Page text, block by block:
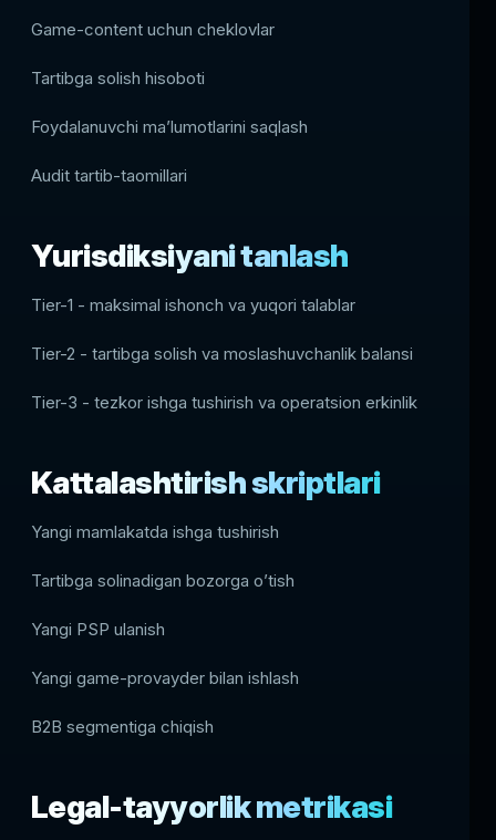
Game-content uchun cheklovlar
Tartibga solish hisoboti
Foydalanuvchi maʼlumotlarini saqlash
Audit tartib-taomillari
Yurisdiksiyani tanlash
Tier-1 - maksimal ishonch va yuqori talablar
Tier-2 - tartibga solish va moslashuvchanlik balansi
Tier-3 - tezkor ishga tushirish va operatsion erkinlik
Kattalashtirish skriptlari
Yangi mamlakatda ishga tushirish
Tartibga solinadigan bozorga o’tish
Yangi PSP ulanish
Yangi game-provayder bilan ishlash
B2B segmentiga chiqish
Legal-tayyorlik metrikasi